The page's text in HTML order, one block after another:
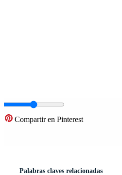
Compartir en Pinterest
Palabras claves relacionadas